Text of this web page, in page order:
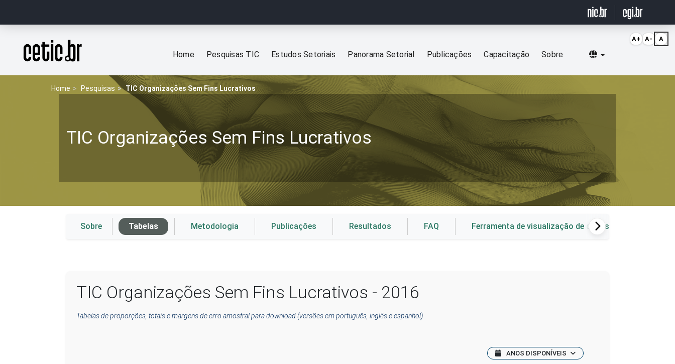
Página inicial
Home Pesquisas TIC Estudos Setoriais Panorama Setorial Publicações Capacitação Sobre Selecionar idioma
Home Pesquisas TIC Organizações Sem Fins Lucrativos
TIC Organizações Sem Fins Lucrativos
Sobre Tabelas Metodologia Publicações Resultados FAQ Ferramenta de visualização de dados
TIC Organizações Sem Fins Lucrativos - 2016
Tabelas de proporções, totais e margens de erro amostral para download (versões em português, inglês e espanhol)
ANOS DISPONÍVEIS
A+ A- A